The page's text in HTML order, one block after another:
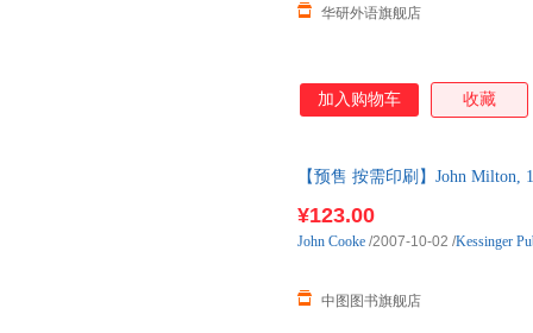
and conceitsmarked a new,
华研外语旗舰店
加入购物车 收藏
【预售 按需印刷】John Milton,
¥123.00
中图图书旗舰店
John Cooke /2007-10-02 /Kessinger